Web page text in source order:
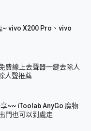
~ vivo X200 Pro、vivo
費線上去聲器一鍵去除人
人聲推薦
~~ iToolab AnyGo 魔物
門也可以到處走